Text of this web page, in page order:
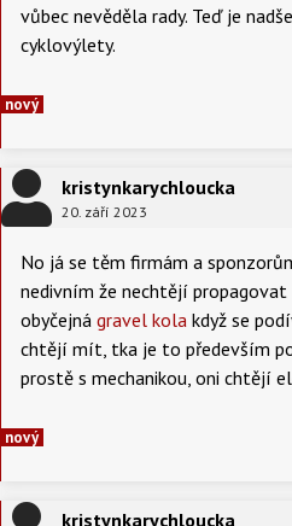
vůbec nevěděla rady. Teď je
cyklovýlety.
nový
kristynkarychloucka
20. září 2023
No já se těm firmám a
nedivním že nechtějí
obyčejná gravel kola když se
chtějí mít, tka je to především
prostě s mechanikou, oni chtějí
nový
kristynkarychloucka